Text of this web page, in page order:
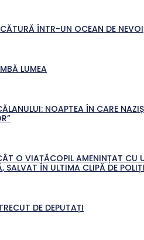
ÎNTR-UN OCEAN DE NEVOI
LUMEA
NOAPTEA ÎN CARE
O VIAȚĂCOPIL AMENINȚAT CU
SALVAT ÎN ULTIMA CLIPĂ DE
DE DEPUTAȚI